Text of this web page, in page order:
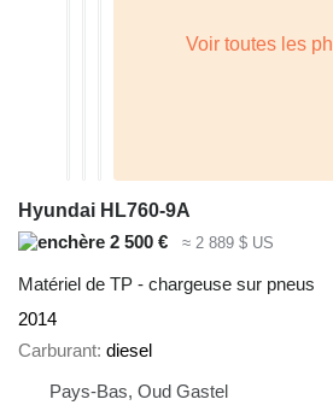
Hyundai HL760-9A
2 500 €
≈ 2 889 $ US
Matériel de TP - chargeuse sur pneus
2014
Carburant diesel
Pays-Bas, Oud Gastel